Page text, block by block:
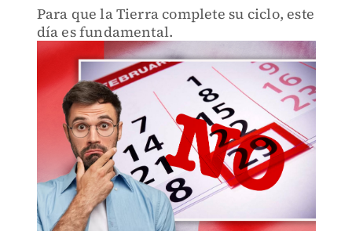
Para que la Tierra complete su ciclo, este
día es fundamental.